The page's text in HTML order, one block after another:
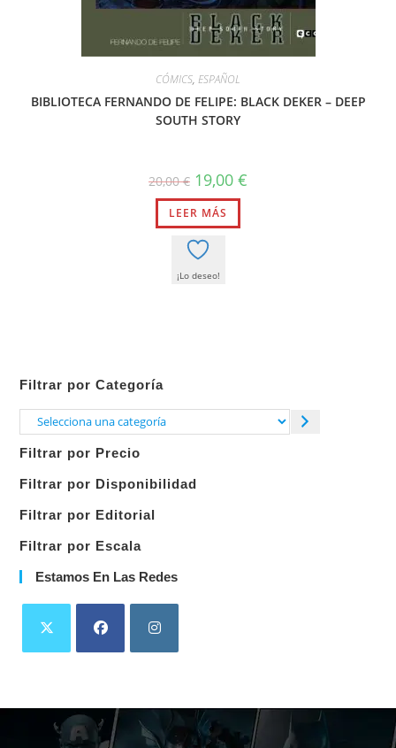
CÓMICS, ESPAÑOL
BIBLIOTECA FERNANDO DE FELIPE: BLACK DEKER – DEEP
SOUTH STORY
20,00€ El
precio
original
era:
20,00 €.
19,00 €
LEER MÁS
¡Lo deseo!
Filtrar por Categoría
Selecciona
categoría
Filtrar por Precio
Filtrar por Disponibilidad
Filtrar por Editorial
Filtrar por Escala
Estamos En Las Redes